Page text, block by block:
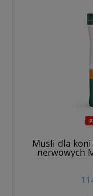
Musli dla
nerwowych